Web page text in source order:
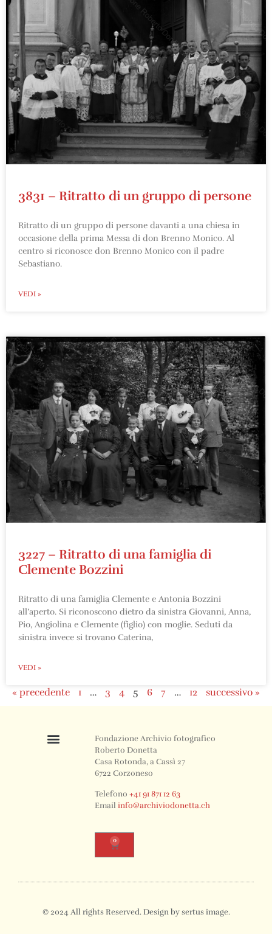
3831 – Ritratto di un gruppo di persone
Ritratto di un gruppo di persone davanti a una chiesa in
occasione della prima Messa di don Brenno Monico. Al
centro si riconosce don Brenno Monico con il padre
Sebastiano.
VEDI »
3227 – Ritratto di una famiglia di
Clemente Bozzini
Ritratto di una famiglia Clemente e Antonia Bozzini
all’aperto. Si riconoscono dietro da sinistra Giovanni, Anna,
Pio, Angiolina e Clemente (figlio) con moglie. Seduti da
sinistra invece si trovano Caterina,
VEDI »
« precedente 1 … 3 4 5 6 7 … 12 successivo »
Fondazione Archivio fotografico
Roberto Donetta
Casa Rotonda, a Cassì 27
6722 Corzoneso
Telefono+41 91 871 12 63
Emailinfo@archiviodonetta.ch
0
© 2024 All rights Reserved. Design by sertus image.